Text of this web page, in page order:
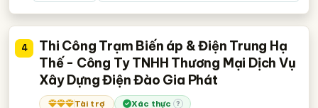
4
Thi Công Trạm Biến áp & Điện Trung Hạ
Thế - Công Ty TNHH Thương Mại Dịch Vụ
Xây Dựng Điện Đào Gia Phát
Tài trợ Xác thực ?